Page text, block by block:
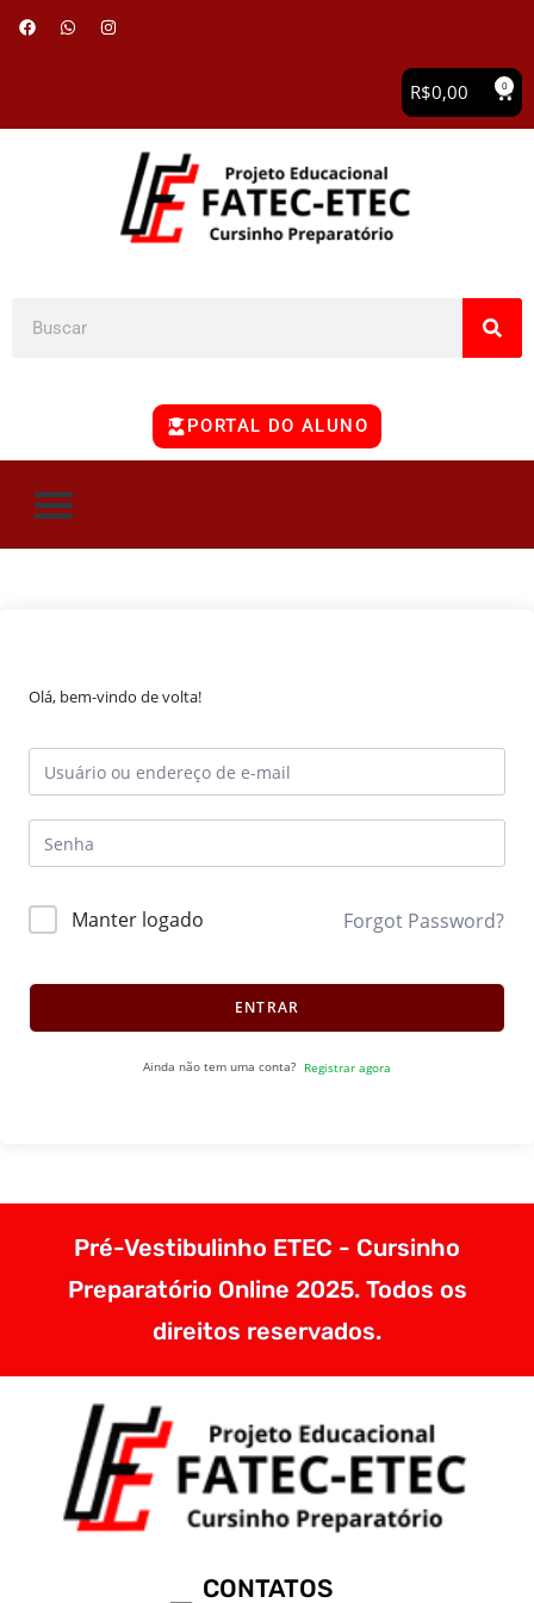
R$0,00 0
PORTAL DO ALUNO
Olá, bem-vindo de volta!
Manter logado Forgot Password?
ENTRAR
Ainda não tem uma conta? Registrar agora
Pré-Vestibulinho ETEC - Cursinho
Preparatório Online 2025. Todos os
direitos reservados.
CONTATOS